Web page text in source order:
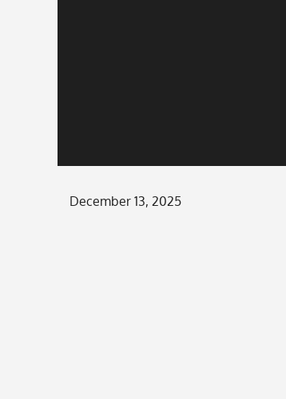
Posted
December 13, 2025